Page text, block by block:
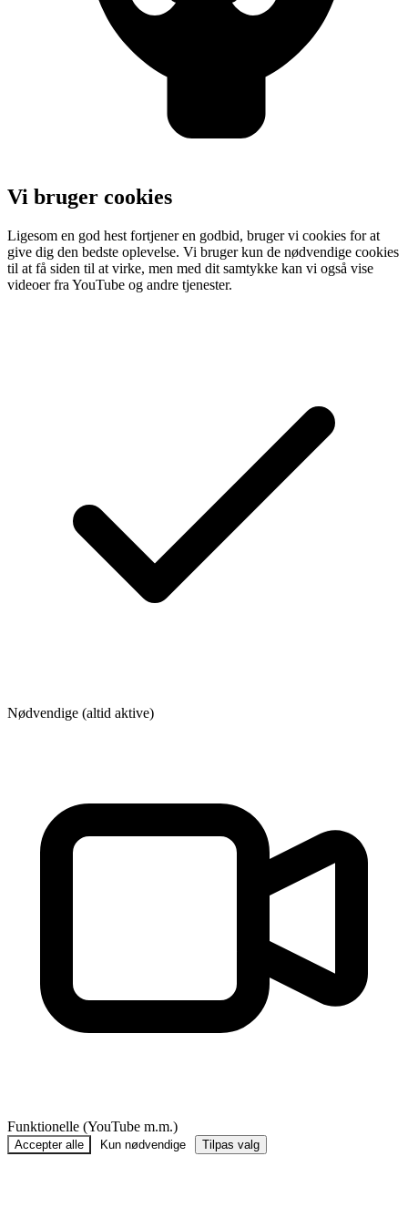
Vi bruger cookies
Ligesom en god hest fortjener en godbid, bruger vi cookies for at
give dig den bedste oplevelse. Vi bruger kun de nødvendige cookies
til at få siden til at virke, men med dit samtykke kan vi også vise
videoer fra YouTube og andre tjenester.
Nødvendige (altid aktive)
Funktionelle (YouTube m.m.)
Accepter alle Kun nødvendige Tilpas valg